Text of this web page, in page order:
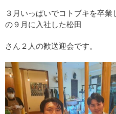
３月いっぱいでコトブキを卒
の９月に入社した松田
さん２人の歓送迎会です。